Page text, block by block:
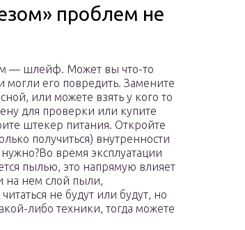
проблем не
— шлейф. Может вы что-то
могли его повредить. Замените
или можете взять у кого то
для проверки или купите
штекер питания. Откройте
получиться) внутренности
время эксплуатации
пылью, это напрямую влияет
на нем слой пыли,
не будут или будут, но
либо техники, тогда можете